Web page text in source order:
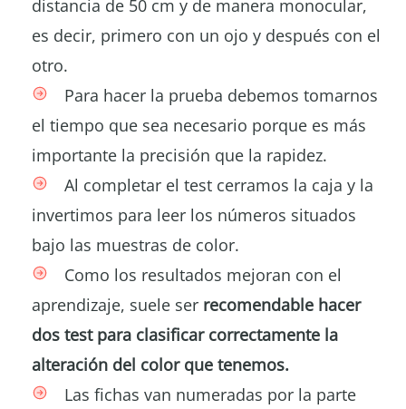
distancia de 50 cm y de manera monocular,
es decir, primero con un ojo y después con el
otro.
Para hacer la prueba debemos tomarnos
el tiempo que sea necesario porque es más
importante la precisión que la rapidez.
Al completar el test cerramos la caja y la
invertimos para leer los números situados
bajo las muestras de color.
Como los resultados mejoran con el
aprendizaje, suele ser recomendable hacer
dos test para clasificar correctamente la
alteración del color que tenemos.
Las fichas van numeradas por la parte